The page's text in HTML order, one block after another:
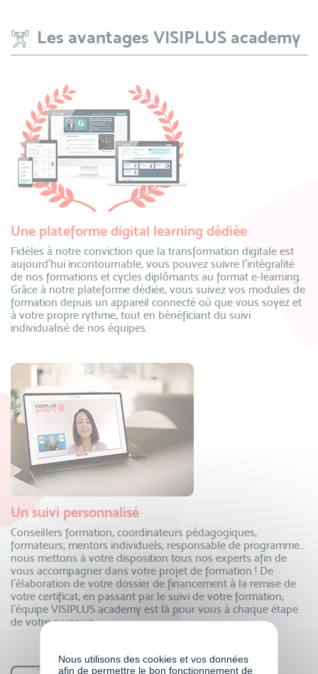
Les avantages VISIPLUS academy
Une plateforme digital learning dédiée
Fidèles à notre conviction que la transformation digitale est
aujourd’hui incontournable, vous pouvez suivre l’intégralité
de nos formations et cycles diplômants au format e-learning.
Grâce à notre plateforme dédiée, vous suivez vos modules de
formation depuis un appareil connecté où que vous soyez et
à votre propre rythme, tout en bénéficiant du suivi
individualisé de nos équipes.
Un suivi personnalisé
Conseillers formation, coordinateurs pédagogiques,
formateurs, mentors individuels, responsable de programme…
nous mettons à votre disposition tous nos experts afin de
vous accompagner dans votre projet de formation ! De
l’élaboration de votre dossier de financement à la remise de
votre certificat, en passant par le suivi de votre formation,
l’équipe VISIPLUS academy est là pour vous à chaque étape
de votre parcours.
Nous utilisons des cookies et vos données
afin de permettre le bon fonctionnement de